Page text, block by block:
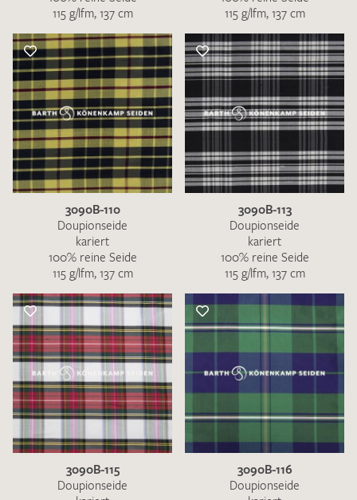
115 g/lfm, 137 cm
115 g/lfm, 137 cm
3090B-110
Doupionseide
kariert
100% reine Seide
115 g/lfm, 137 cm
3090B-113
Doupionseide
kariert
100% reine Seide
115 g/lfm, 137 cm
3090B-115
Doupionseide
3090B-116
Doupionseide